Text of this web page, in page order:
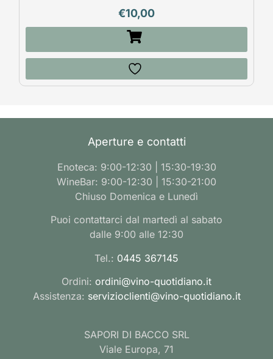
€10,00
Aperture e contatti
Enoteca: 9:00-12:30 | 15:30-19:30
WineBar: 9:00-12:30 | 15:30-21:00
Chiuso Domenica e Lunedì
Puoi contattarci dal martedì al sabato
dalle 9:00 alle 12:30
Tel.: 0445 367145
Ordini: ordini@vino-quotidiano.it
Assistenza: servizioclienti@vino-quotidiano.it
SAPORI DI BACCO SRL
Viale Europa, 71